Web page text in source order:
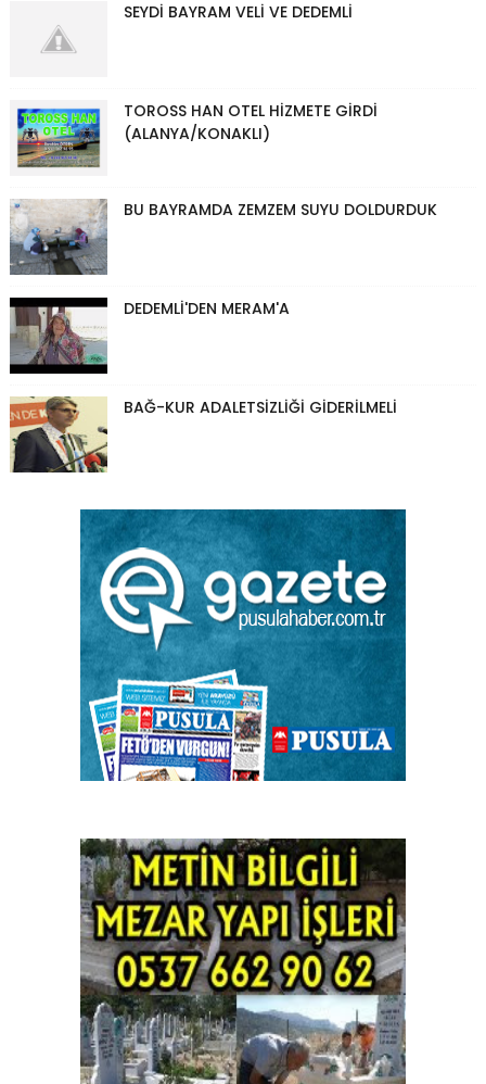
SEYDİ BAYRAM VELİ VE DEDEMLİ
TOROSS HAN OTEL HİZMETE GİRDİ
(ALANYA/KONAKLI)
BU BAYRAMDA ZEMZEM SUYU DOLDURDUK
DEDEMLİ'DEN MERAM'A
BAĞ-KUR ADALETSİZLİĞİ GİDERİLMELİ